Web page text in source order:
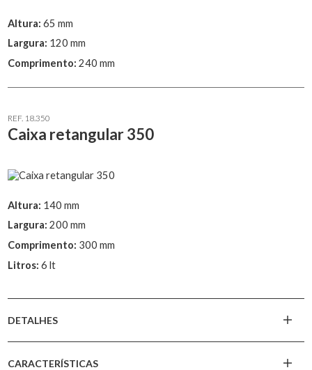
Altura: 65 mm
Largura: 120 mm
Comprimento: 240 mm
REF. 18.350
Caixa retangular 350
Altura: 140 mm
Largura: 200 mm
Comprimento: 300 mm
Litros: 6 lt
DETALHES
CARACTERÍSTICAS